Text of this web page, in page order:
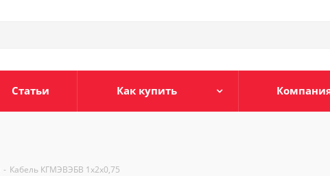
Статьи Как купить
- Кабель КГМЭВЭБВ 1х2х0,75